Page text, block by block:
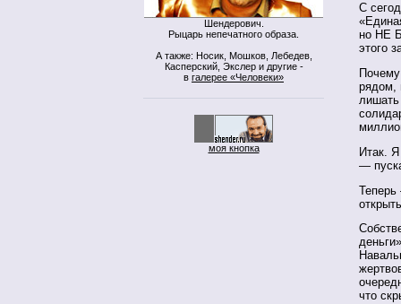
Шендерович.
Рыцарь непечатного образа.
А также: Носик, Мошков, Лебедев,
Касперский, Экслер и другие -
в галерее «Человеки»
моя кнопка
С
но НЕ
этого
рядом,
лишать
Итак.
—
Теперь
что